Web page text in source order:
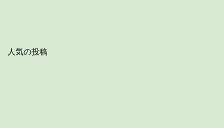
人気の投稿